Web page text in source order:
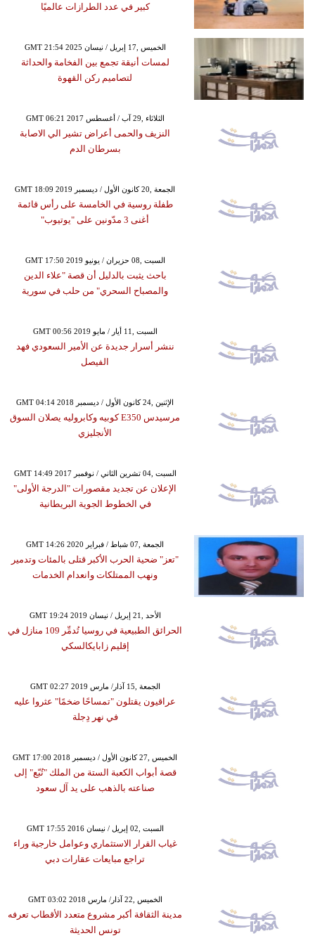
كبير في عدد الطرازات عالميًا
GMT 21:54 2025 الخميس ,17 إبريل / نيسان
لمسات أنيقة تجمع بين الفخامة والحداثة
لتصاميم ركن القهوة
GMT 06:21 2017 الثلاثاء ,29 آب / أغسطس
النزيف والحمى أعراض تشير الي الاصابة
بسرطان الدم
GMT 18:09 2019 الجمعة ,20 كانون الأول / ديسمبر
طفلة روسية في الخامسة على رأس قائمة
أغنى 3 مدّونين على "يوتيوب"
GMT 17:50 2019 السبت ,08 حزيران / يونيو
باحث يثبت بالدليل أن قصة "علاء الدين
والمصباح السحري" من حلب في سورية
GMT 00:56 2019 السبت ,11 أيار / مايو
ننشر أسرار جديدة عن الأمير السعودي فهد
الفيصل
GMT 04:14 2018 الإثنين ,24 كانون الأول / ديسمبر
مرسيدس E350 كوبيه وكابروليه يصلان السوق
الأنجليزي
GMT 14:49 2017 السبت ,04 تشرين الثاني / نوفمبر
الإعلان عن تجديد مقصورات "الدرجة الأولى"
في الخطوط الجوية البريطانية
GMT 14:26 2020 الجمعة ,07 شباط / فبراير
"تعز" ضحية الحرب الأكبر قتلى بالمئات وتدمير
ونهب الممتلكات وانعدام الخدمات
GMT 19:24 2019 الأحد ,21 إبريل / نيسان
الحرائق الطبيعية في روسيا تُدمِّر 109 منازل في
إقليم زابايكالسكي
GMT 02:27 2019 الجمعة ,15 آذار/ مارس
عراقيون يقتلون "تمساحًا ضخمًا" عثروا عليه
في نهر دِجلة
GMT 17:00 2018 الخميس ,27 كانون الأول / ديسمبر
قصة أبواب الكعبة الستة من الملك "تُبّع" إلى
صناعته بالذهب على يد آل سعود
GMT 17:55 2016 السبت ,02 إبريل / نيسان
غياب القرار الاستثماري وعوامل خارجية وراء
تراجع مبايعات عقارات دبي
GMT 03:02 2018 الخميس ,22 آذار/ مارس
مدينة الثقافة أكبر مشروع متعدد الأقطاب تعرفه
تونس الحديثة